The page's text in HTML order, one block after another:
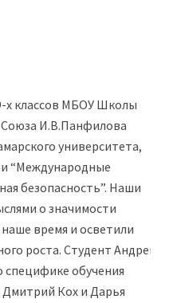
х классов МБОУ Школы
Союза И.В.Панфилова
университета,
“Международные
безопасность”. Наши
о значимости
время и осветили
роста. Студент Андрей
специфике обучения
Кох и Дарья